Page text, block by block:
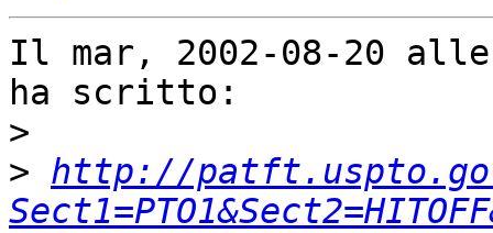
Il mar, 2002-08-20
ha scritto:
>
> http://